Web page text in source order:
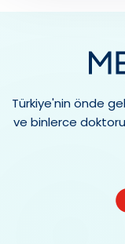
Türkiye'nin önde
ve binlerce